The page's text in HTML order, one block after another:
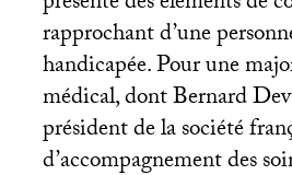
rapprochant d’une
handicapée. Pour une
médical, dont Bernard
président de la société
d’accompagnement des